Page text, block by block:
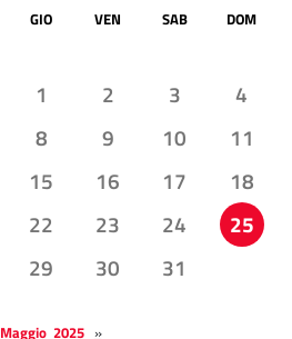
GIO VEN SAB DOM
1 2 3
4
8 9 10
11
15 16 17
18
22 23 24
25
29 30 31
Maggio 2025 »